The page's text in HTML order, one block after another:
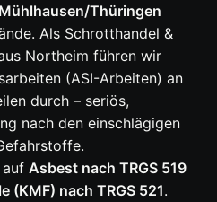
Thüringen
Als Schrotthandel &
Northeim führen wir
(ASI-Arbeiten) an
durch – seriös,
nach den einschlägigen
Asbest nach TRGS 519
(KMF) nach TRGS 521.